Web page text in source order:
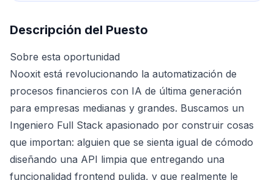
Descripción del Puesto
Sobre esta oportunidad
Nooxit está revolucionando la automatización de
procesos financieros con IA de última generación
para empresas medianas y grandes. Buscamos un
Ingeniero Full Stack apasionado por construir cosas
que importan: alguien que se sienta igual de cómodo
diseñando una API limpia que entregando una
funcionalidad frontend pulida, y que realmente le